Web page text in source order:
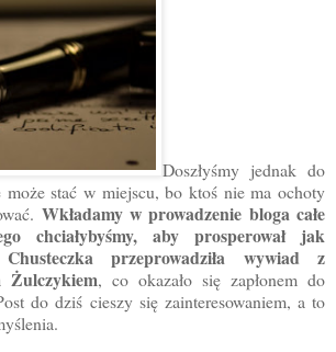
Doszłyśmy jednak do
stać w miejscu, bo ktoś nie ma ochoty
Wkładamy w prowadzenie bloga całe
chciałybyśmy, aby prosperował jak
przeprowadziła wywiad z
Żulczykiem, co okazało się zapłonem do
do dziś cieszy się zainteresowaniem, a to